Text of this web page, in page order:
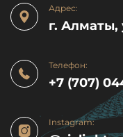
Адрес:
г. Алматы,
Телефон:
+7 (707)
Instagram: